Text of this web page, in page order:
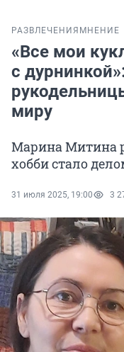
РАЗВЛЕЧЕНИЯ МНЕНИЕ
«Все мои
с
миру
Марина Митина
хобби стало
31 июля 2025, 19:00 3